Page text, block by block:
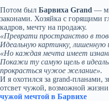
Потом был Барвиха Grand —
законами. Хозяйка с горящими
кадров, мечту на продажу.
«Преврати пространство в
Идеальную картинку, лишенную
«Но каждая мечта имеет
Покажи ту самую щель в
прокрасться чужое желание».
И я охотился за grand-планами,
отсвет чужой, возможной
чужой мечтой в Барвихе